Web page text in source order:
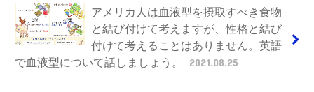
アメリカ人は血液型を摂取すべき食物
と結び付けて考えますが、性格と結び
付けて考えることはありません。英語
で血液型について話しましょう。
2021.08.25